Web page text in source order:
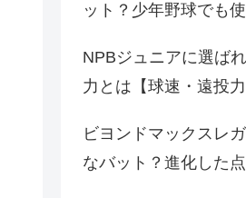
ット？少年野球でも
NPBジュニアに選ば
力とは【球速・遠投力
ビヨンドマックスレ
なバット？進化した点